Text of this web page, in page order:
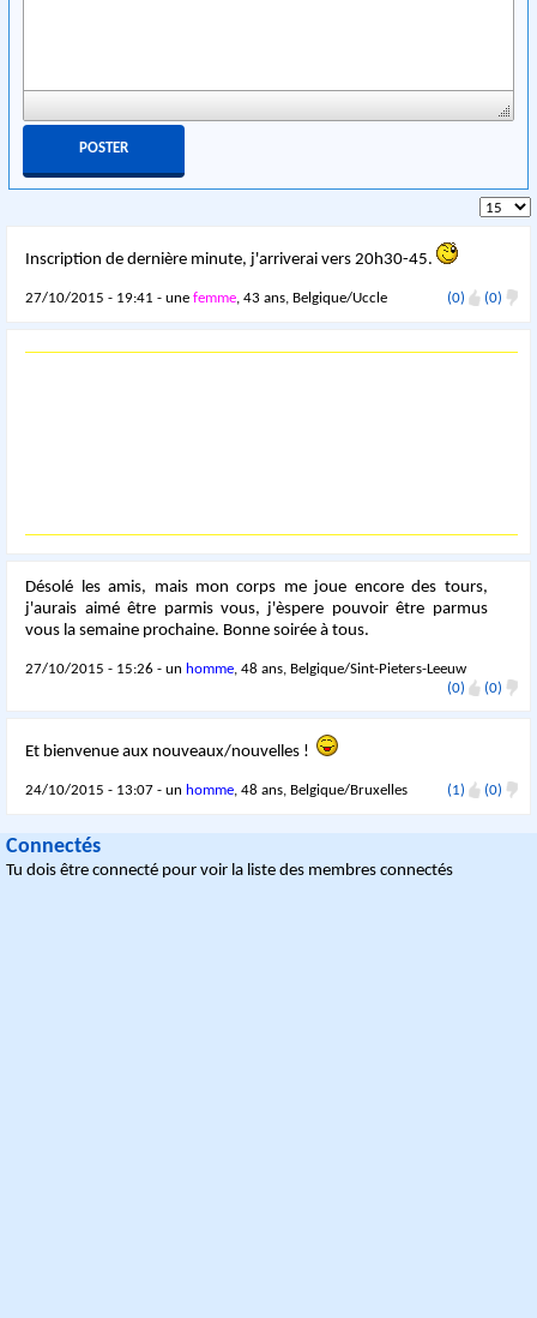
Inscription de dernière minute, j'arriverai vers 20h30-45.
27/10/2015 - 19:41 - unefemme, 43 ans, Belgique/Uccle (0) (0)
Désolé les amis, mais mon corps me joue encore des tours,
j'aurais aimé être parmis vous, j'èspere pouvoir être parmus
vous la semaine prochaine. Bonne soirée à tous.
27/10/2015 - 15:26 - un homme, 48 ans, Belgique/Sint-Pieters-Leeuw
(0)
(0)
Et bienvenue aux nouveaux/nouvelles !
24/10/2015 - 13:07 - un homme, 48 ans, Belgique/Bruxelles (1) (0)
Connectés
Tu dois être connecté pour voir la liste des membres connectés